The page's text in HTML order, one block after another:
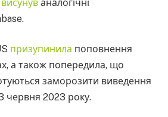
висунув аналогічні
призупинила поповнення
а також попередила, що
заморозити виведення
червня 2023 року.